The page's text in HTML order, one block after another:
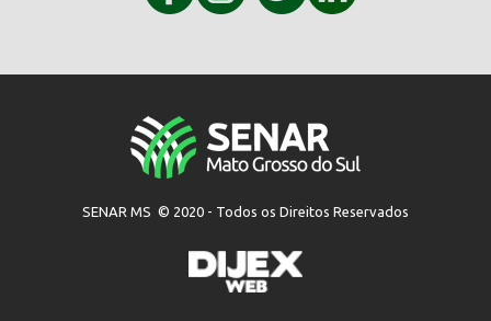
SENAR MS © 2020 - Todos os Direitos Reservados